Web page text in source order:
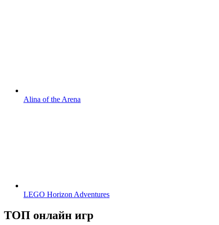
Alina of the Arena
LEGO Horizon Adventures
ТОП онлайн игр